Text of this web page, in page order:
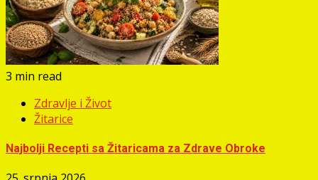
3 min read
Zdravlje i Život
Žitarice
Najbolji Recepti sa Žitaricama za Zdrave Obroke